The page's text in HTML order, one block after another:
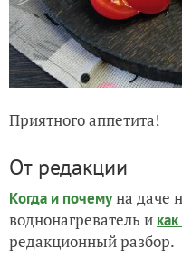
Приятного аппетита!
От редакции
Когда и почемуна даче
воднонагреватель и
редакционный разбор.